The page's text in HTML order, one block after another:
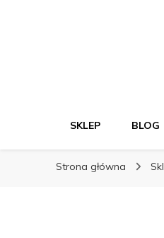
SKLEP BLOG
Strona główna